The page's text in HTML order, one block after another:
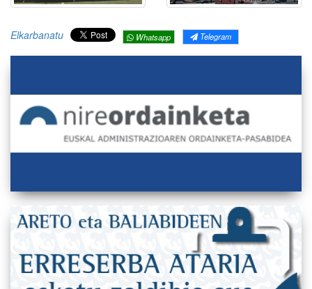
Elkarbanatu Whatsapp Telegram